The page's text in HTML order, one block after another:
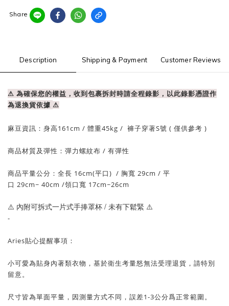
Share
Description Shipping & Payment Customer Reviews
⚠ 為確保您的權益，收到包裹拆封時請全程錄影，以此錄影憑證作
為退換貨依據 ⚠
麻豆資訊： 身高161cm / 體重45kg / 褲子穿著S號 ( 僅供參考 )
商品材質及彈性： 彈力螺紋布 / 有彈性
商品平量公分：全長 16cm(平口) / 胸寬 29cm / 平
口 29cm~ 40cm /領口寬 17cm~26cm
⚠️ 內附可拆式一片式手捧罩杯 / 未有下鬆緊 ⚠️
-
Aries貼心提醒事項：
小可愛為貼身內著類衣物，基於衛生考量怒無法受理退貨，請特別
留意。
尺寸皆為單面平量，因測量方式不同，誤差1-3公分爲正常範圍。